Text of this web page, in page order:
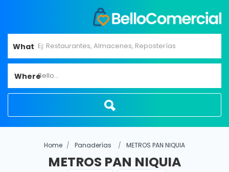
What
WhereBello...
Home Panaderías METROS PAN NIQUIA
METROS PAN NIQUIA